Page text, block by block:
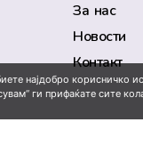
За нас
Новости
Контакт
најдобро корисничко
ги прифаќате сите